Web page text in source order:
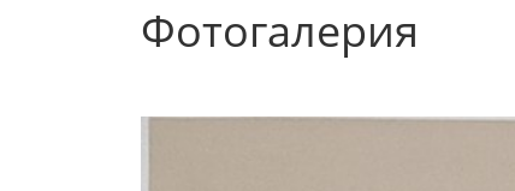
Фотогалерия